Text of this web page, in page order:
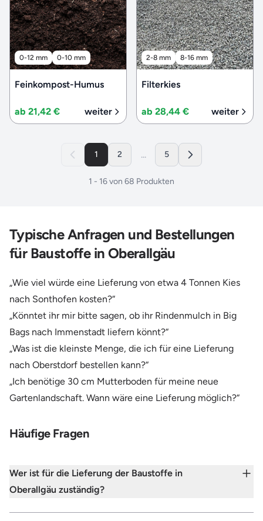
0-12 mm 0-10 mm
Feinkompost-Humus
ab 21,42 € weiter
2-8 mm 8-16 mm
Filterkies
ab 28,44 € weiter
1 2 ... 5
1 - 16von 68 Produkten
Typische Anfragen und Bestellungen
für Baustoffe in Oberallgäu
„Wie viel würde eine Lieferung von etwa 4 Tonnen Kies
nach Sonthofen kosten?“
„Könntet ihr mir bitte sagen, ob ihr Rindenmulch in Big
Bags nach Immenstadt liefern könnt?“
„Was ist die kleinste Menge, die ich für eine Lieferung
nach Oberstdorf bestellen kann?“
„Ich benötige 30 cm Mutterboden für meine neue
Gartenlandschaft. Wann wäre eine Lieferung möglich?“
Häufige Fragen
Wer ist für die Lieferung der Baustoffe in
Oberallgäu zuständig?